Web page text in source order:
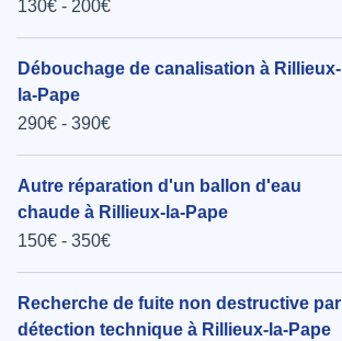
130€ - 200€
Débouchage de canalisation à Rillieux-
la-Pape
290€ - 390€
Autre réparation d'un ballon d'eau
chaude à Rillieux-la-Pape
150€ - 350€
Recherche de fuite non destructive par
détection technique à Rillieux-la-Pape